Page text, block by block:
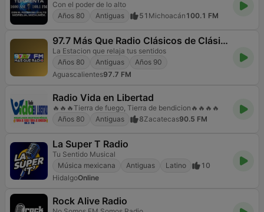
Con el poder de lo alto
Años 80
Antiguas 51 Michoacán 100.1 FM
97.7 Más Que Radio Clásicos de Clásicos
La Estacion que relaja tus sentidos
Años 80
Antiguas
Años 90
Aguascalientes97.7 FM
Radio Vida en Libertad
🔥🔥🔥Tierra de fuego, Tierra de bendicion🔥🔥🔥🔥
Años 80
Antiguas 8Zacatecas90.5 FM
La Super T Radio
Tu Sentido Musical
Música mexicana
Antiguas Latino
10
HidalgoOnline
Rock Alive Radio